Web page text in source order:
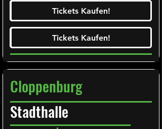
Tickets Kaufen!
Ticketalarm abonieren!
Tickets Kaufen!
Tickets Kaufen!
Tickets Kaufen!
Cloppenburg
Stadthalle